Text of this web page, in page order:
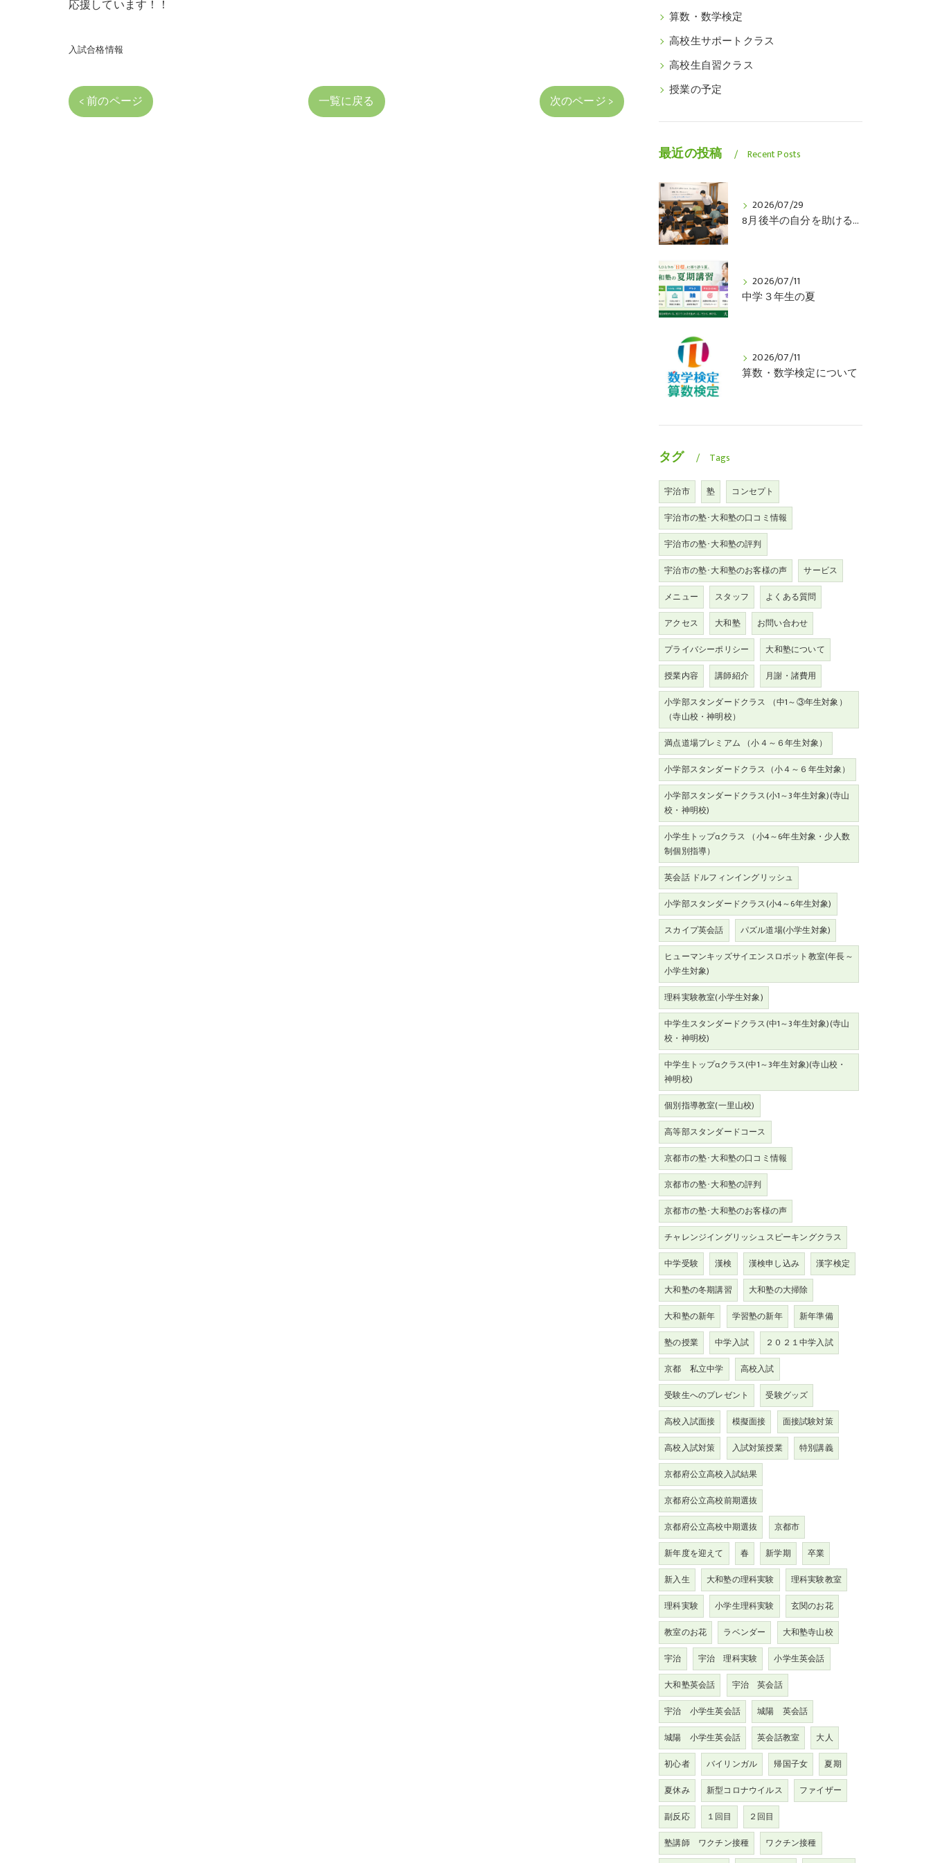
応援しています！！
入試合格情報
< 前のページ 一覧に戻る 次のページ >
算数・数学検定
高校生サポートクラス
高校生自習クラス
授業の予定
最近の投稿 Recent Posts
2026/07/29
8月後半の自分を助けるのは、今の自分です
2026/07/11
中学３年生の夏
2026/07/11
算数・数学検定について
タグ Tags
宇治市 塾
コンセプト
宇治市の塾･大和塾の口コミ情報
宇治市の塾･大和塾の評判
宇治市の塾･大和塾のお客様の声
サービス
メニュー
スタッフ
よくある質問
アクセス
大和塾
お問い合わせ
プライバシーポリシー
大和塾について
授業内容
講師紹介
月謝・諸費用
小学部スタンダードクラス （中1～③年生対象）
（寺山校・神明校）
満点道場プレミアム （小４～６年生対象）
小学部スタンダードクラス（小４～６年生対象）
小学部スタンダードクラス(小1～3年生対象)(寺山
校・神明校)
小学生トップαクラス （小4～6年生対象・少人数
制個別指導）
英会話 ドルフィンイングリッシュ
小学部スタンダードクラス(小4～6年生対象)
スカイプ英会話
パズル道場(小学生対象)
ヒューマンキッズサイエンスロボット教室(年長～
小学生対象)
理科実験教室(小学生対象)
中学生スタンダードクラス(中1～3年生対象)(寺山
校・神明校)
中学生トップαクラス(中1～3年生対象)(寺山校・
神明校)
個別指導教室(一里山校)
高等部スタンダードコース
京都市の塾･大和塾の口コミ情報
京都市の塾･大和塾の評判
京都市の塾･大和塾のお客様の声
チャレンジイングリッシュスピーキングクラス
中学受験
漢検 漢検申し込み
漢字検定
大和塾の冬期講習
大和塾の大掃除
大和塾の新年
学習塾の新年
新年準備
塾の授業
中学入試
２０２１中学入試
京都 私立中学
高校入試
受験生へのプレゼント
受験グッズ
高校入試面接
模擬面接
面接試験対策
高校入試対策
入試対策授業
特別講義
京都府公立高校入試結果
京都府公立高校前期選抜
京都府公立高校中期選抜
京都市
新年度を迎えて
春 新学期
卒業
新入生
大和塾の理科実験
理科実験教室
理科実験
小学生理科実験
玄関のお花
教室のお花
ラベンダー
大和塾寺山校
宇治
宇治 理科実験
小学生英会話
大和塾英会話
宇治 英会話
宇治 小学生英会話
城陽 英会話
城陽 小学生英会話
英会話教室
大人
初心者
バイリンガル 帰国子女
夏期
夏休み
新型コロナウイルス
ファイザー
副反応
１回目
２回目
塾講師 ワクチン接種
ワクチン接種